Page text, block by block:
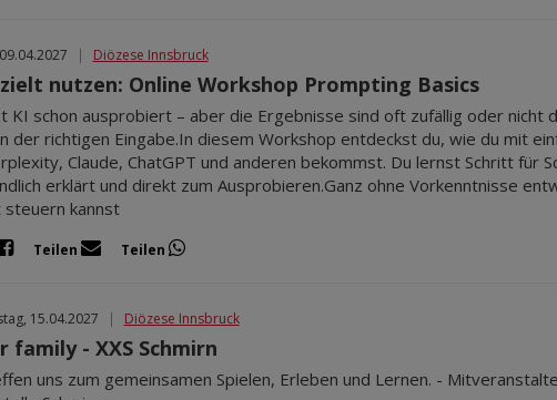
| Diözese Innsbruck
nutzen: Online Workshop Prompting Basics
KI schon ausprobiert – aber die Ergebnisse sind oft zufällig oder nicht
der richtigen Eingabe.In diesem Workshop entdeckst du, wie du mit
Claude, ChatGPT und anderen bekommst. Du lernst Schritt für
erklärt und direkt zum Ausprobieren.Ganz ohne Vorkenntnisse
steuern kannst
Teilen Teilen
15.04.2027 | Diözese Innsbruck
- XXS Schmirn
uns zum gemeinsamen Spielen, Erleben und Lernen. -